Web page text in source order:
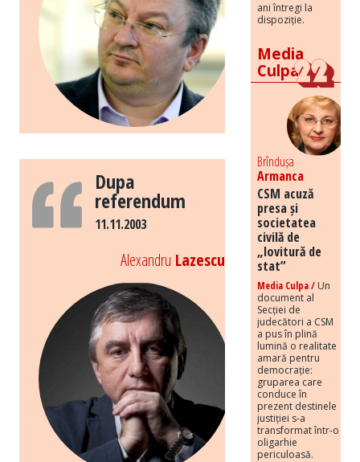
Dupa
referendum
11.11.2003
Alexandru Lazescu
ani întregi la
dispoziție.
Media
Culpa
Brîndușa
Armanca
CSM acuză
presa și
societatea
civilă de
„lovitură de
stat”
Media Culpa / Un
document al
Secției de
judecători a CSM
a pus în plină
lumină o realitate
amară pentru
democrație:
gruparea care
conduce în
prezent destinele
justiției s-a
transformat într-o
oligarhie
periculoasă.